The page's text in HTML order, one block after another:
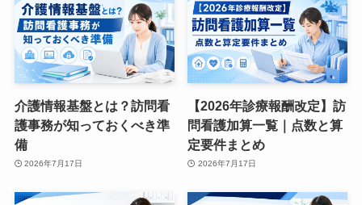
介護情報基盤とは？訪問看
護事務が知っておくべき準
備
2026年7月17日
【2026年診療報酬改定】訪
問看護加算一覧｜点数と算
定要件まとめ
2026年7月17日